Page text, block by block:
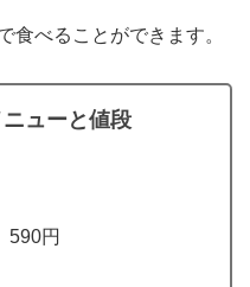
食べることができます。
ューと値段
590円